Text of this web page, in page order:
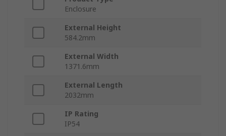
Enclosure
External Height
584.2mm
External Width
1371.6mm
External Length
2032mm
IP Rating
IP54